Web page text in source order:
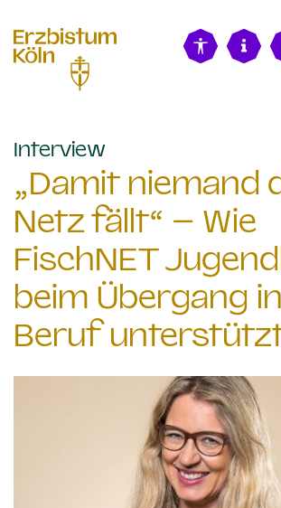
Interview:
„Damit niemand
Netz fällt“ – Wie
FischNET
beim Übergang
Beruf